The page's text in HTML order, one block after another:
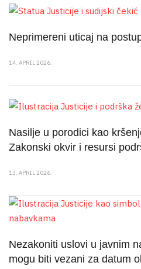
Neprimereni uticaj na
14. APRIL 2026.
Nasilje u porodici kao
Zakonski okvir i resursi
13. APRIL 2026.
Nezakoniti uslovi u javnim
mogu biti vezani za datum